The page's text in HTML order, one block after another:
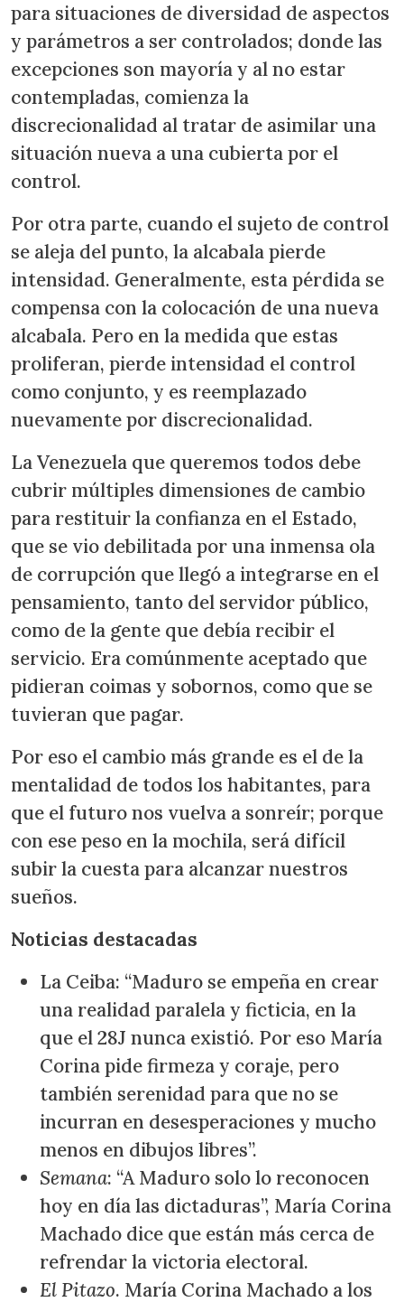
para situaciones de diversidad de aspectos
y parámetros a ser controlados; donde las
excepciones son mayoría y al no estar
contempladas, comienza la
discrecionalidad al tratar de asimilar una
situación nueva a una cubierta por el
control.
Por otra parte, cuando el sujeto de control
se aleja del punto, la alcabala pierde
intensidad. Generalmente, esta pérdida se
compensa con la colocación de una nueva
alcabala. Pero en la medida que estas
proliferan, pierde intensidad el control
como conjunto, y es reemplazado
nuevamente por discrecionalidad.
La Venezuela que queremos todos debe
cubrir múltiples dimensiones de cambio
para restituir la confianza en el Estado,
que se vio debilitada por una inmensa ola
de corrupción que llegó a integrarse en el
pensamiento, tanto del servidor público,
como de la gente que debía recibir el
servicio. Era comúnmente aceptado que
pidieran coimas y sobornos, como que se
tuvieran que pagar.
Por eso el cambio más grande es el de la
mentalidad de todos los habitantes, para
que el futuro nos vuelva a sonreír; porque
con ese peso en la mochila, será difícil
subir la cuesta para alcanzar nuestros
sueños.
Noticias destacadas
La Ceiba: “Maduro se empeña en crear
una realidad paralela y ficticia, en la
que el 28J nunca existió. Por eso María
Corina pide firmeza y coraje, pero
también serenidad para que no se
incurran en desesperaciones y mucho
menos en dibujos libres”.
Semana: “A Maduro solo lo reconocen
hoy en día las dictaduras”, María Corina
Machado dice que están más cerca de
refrendar la victoria electoral.
El Pitazo. María Corina Machado a los